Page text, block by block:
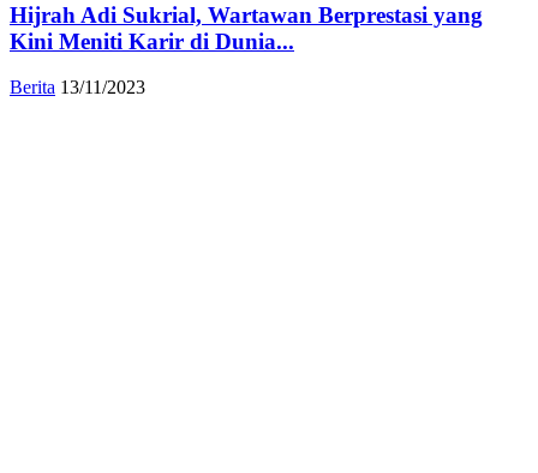
Hijrah Adi Sukrial, Wartawan Berprestasi yang
Kini Meniti Karir di Dunia...
Berita 13/11/2023